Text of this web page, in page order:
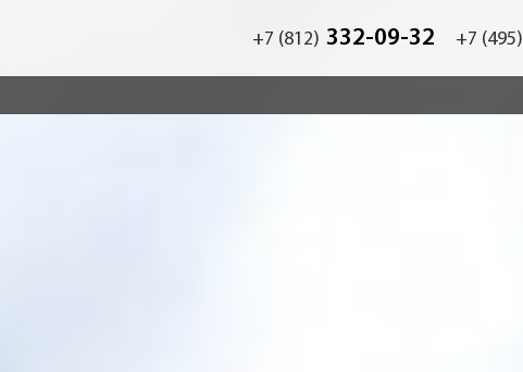
+7 (812) 332-09-32 +7 (495)